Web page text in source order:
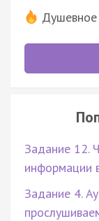
Задание 12.
информации
Задание 4.